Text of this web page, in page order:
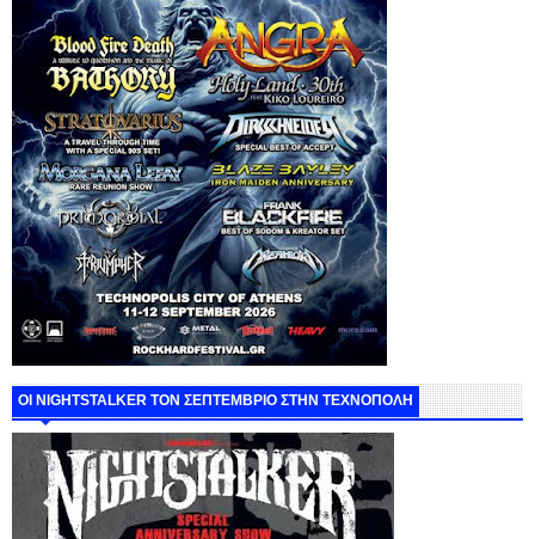
ΟΙ NIGHTSTALKER ΤΟΝ ΣΕΠΤΕΜΒΡΙΟ ΣΤΗΝ ΤΕΧΝΟΠΟΛΗ